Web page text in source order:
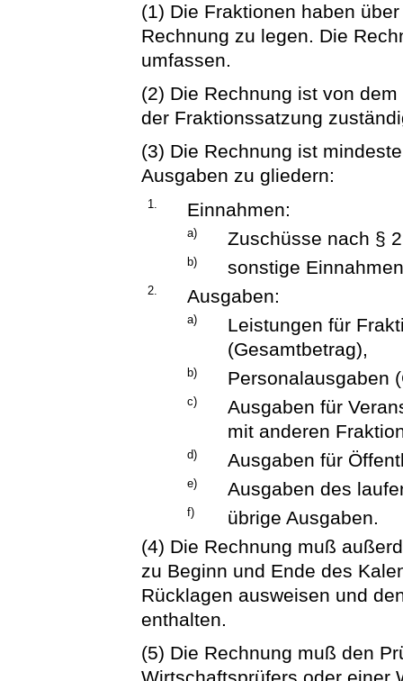
(1) Die Fraktionen haben
Rechnung zu legen. Die
umfassen.
(2) Die Rechnung ist von
der Fraktionssatzung
(3) Die Rechnung ist
Ausgaben zu gliedern:
1. Einnahmen:
a) Zuschüsse nach §
b) sonstige
2. Ausgaben:
a)
Leistungen für
(Gesamtbetrag),
b) Personalausgaben
c)
Ausgaben für
mit anderen
d) Ausgaben für
e) Ausgaben des
f)
übrige Ausgaben.
(4) Die Rechnung muß
zu Beginn und Ende des
Rücklagen ausweisen und
enthalten.
(5) Die Rechnung muß den
Wirtschaftsprüfers oder einer